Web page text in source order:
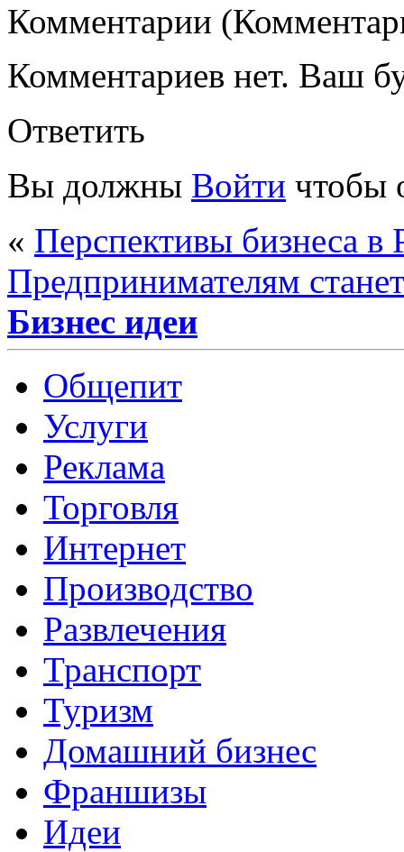
Комментарии
Комментариев нет. Ваш
Ответить
Вы должны Войти чтобы
« Перспективы бизнеса в
Предпринимателям
Бизнес идеи
Общепит
Услуги
Реклама
Торговля
Интернет
Производство
Развлечения
Транспорт
Туризм
Домашний бизнес
Франшизы
Идеи